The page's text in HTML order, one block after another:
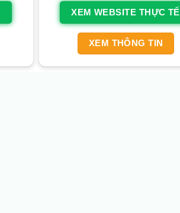
XEM WEBSITE THỰC TẾ
XEM THÔNG TIN